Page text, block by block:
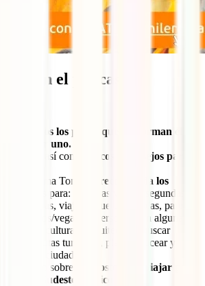
en el podcast?
de
todos los países que conforman el
uno por uno.
opinión, así como
trucos y consejos para
programa Toni nos
recomienda los
para: primeras visitas, segundas
viajeras, viajeras que estén solas, parejas
veganos, personas con alguna
bien, cultura y arquitectura, buscar
de las rutas turísticas, playas, bucear y
, jungla o ciudades.
un repaso sobre qué
coste tiene viajar por
del Sudeste asiático